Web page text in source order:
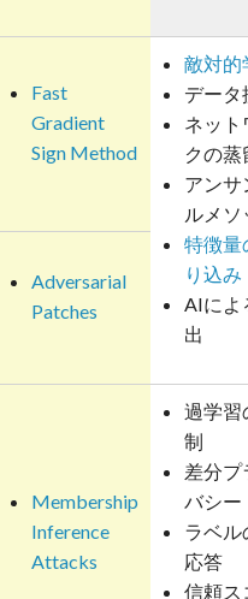
Fast
Gradient
Sign Method
敵対的
データ
ネット
クの蒸
アンサ
ルメソ
特徴量
り込み
AIによ
出
Adversarial
Patches
Membership
Inference
Attacks
過学習
制
差分プ
バシー
ラベル
応答
信頼ス